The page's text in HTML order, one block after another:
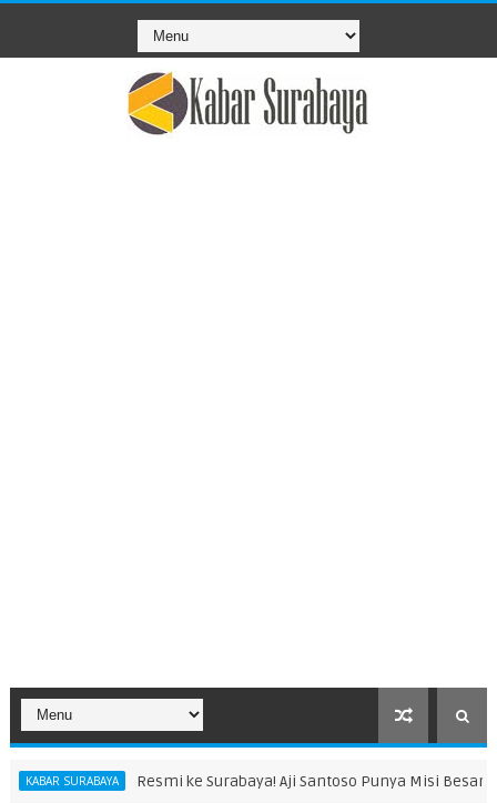
SURABAYA Resmi ke Surabaya! Aji Santoso Punya Misi Besar